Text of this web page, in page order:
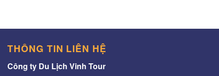
THÔNG TIN LIÊN HỆ
Công ty Du Lịch Vinh Tour